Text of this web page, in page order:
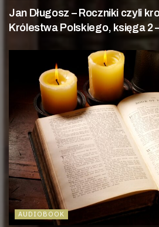
Jan Długosz – Roczniki czyli
Królestwa Polskiego, księga 2
AUDIOBOOK